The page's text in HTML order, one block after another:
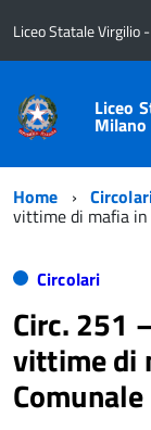
Liceo Statale Virgilio
Liceo
Milano
Home
vittime di mafia in
Circolari
Circ. 251
vittime di
Comunale